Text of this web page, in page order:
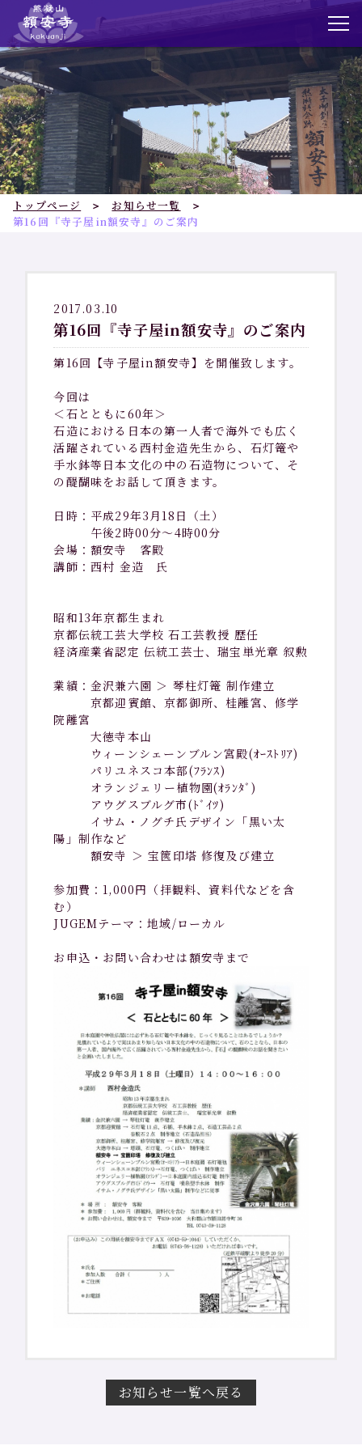
トップページ
お知らせ
額安寺について
額安寺の歴史
仏舎利殿・納骨堂
プライバシーポリシー
トップページ
お知らせ一覧
第16回『寺子屋in額安寺』のご案内
2017.03.10
第16回『寺子屋in額安寺』のご案内
第16回【寺子屋in額安寺】を開催致します。
今回は
＜石とともに60年＞
石造における日本の第一人者で海外でも広く
活躍されている西村金造先生から、石灯篭や
手水鉢等日本文化の中の石造物について、そ
の醍醐味をお話して頂きます。
日時：平成29年3月18日（土）
午後2時00分～4時00分
会場：額安寺 客殿
講師：西村 金造 氏
昭和13年京都生まれ
京都伝統工芸大学校 石工芸教授 歴任
経済産業省認定 伝統工芸士、瑞宝単光章 叙勲
業績：金沢兼六園 ＞ 琴柱灯篭 制作建立
京都迎賓館、京都御所、桂離宮、修学
院離宮
大徳寺本山
ウィーンシェーンブルン宮殿(ｵｰｽﾄﾘｱ)
パリユネスコ本部(ﾌﾗﾝｽ)
オランジェリー植物園(ｵﾗﾝﾀﾞ)
アウグスブルグ市(ﾄﾞｲﾂ)
イサム・ノグチ氏デザイン「黒い太
陽」制作など
額安寺 ＞ 宝篋印塔 修復及び建立
参加費：1,000円（拝観料、資料代などを含
む）
JUGEMテーマ：地域/ローカル
お申込・お問い合わせは額安寺まで
お知らせ一覧へ戻る